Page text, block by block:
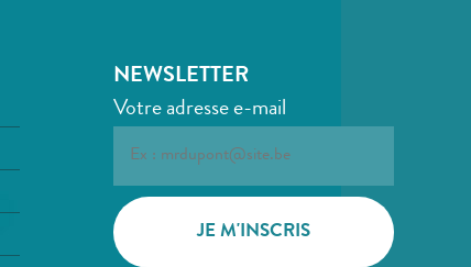
NEWSLETTER
Votre adresse e-mail